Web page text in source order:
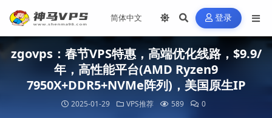
登录
zgovps：春节VPS特惠，高端优化线路，$9.9/
年，高性能平台(AMD Ryzen9
7950X+DDR5+NVMe阵列)，美国原生IP
2025-01-29 VPS推荐 589 0